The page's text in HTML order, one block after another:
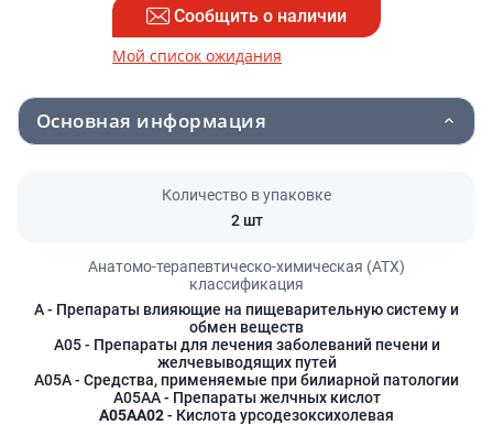
Сообщить о наличии
Мой список ожидания
Основная информация
Количество в упаковке
2 шт
Анатомо-терапевтическо-химическая (АТХ)
классификация
A- Препараты влияющие на пищеварительную систему и
обмен веществ
A05- Препараты для лечения заболеваний печени и
желчевыводящих путей
A05A- Средства, применяемые при билиарной патологии
A05AA- Препараты желчных кислот
A05AA02- Кислота урсодезоксихолевая